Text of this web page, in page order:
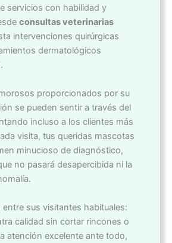
servicios con habilidad y
consultas veterinarias
intervenciones quirúrgicas
dermatológicos
proporcionados por su
se pueden sentir a través del
incluso a los clientes más
visita, tus queridas mascotas
minucioso de diagnóstico,
no pasará desapercibida ni la
entre sus visitantes habituales:
calidad sin cortar rincones o
atención excelente ante todo,